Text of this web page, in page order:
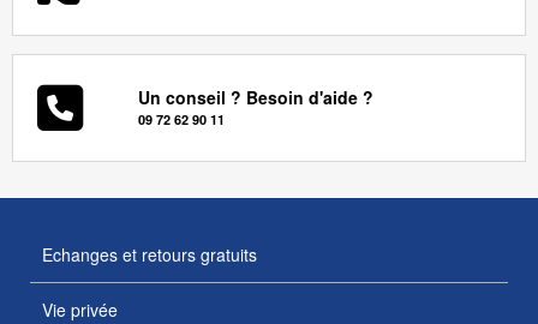
Un conseil ? Besoin d'aide ?
09 72 62 90 11
Echanges et retours gratuits
Vie privée